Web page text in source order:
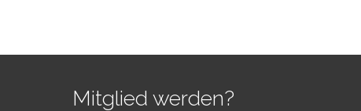
Mitglied werden?